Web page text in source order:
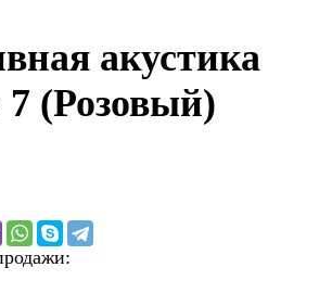
акустика
(Розовый)